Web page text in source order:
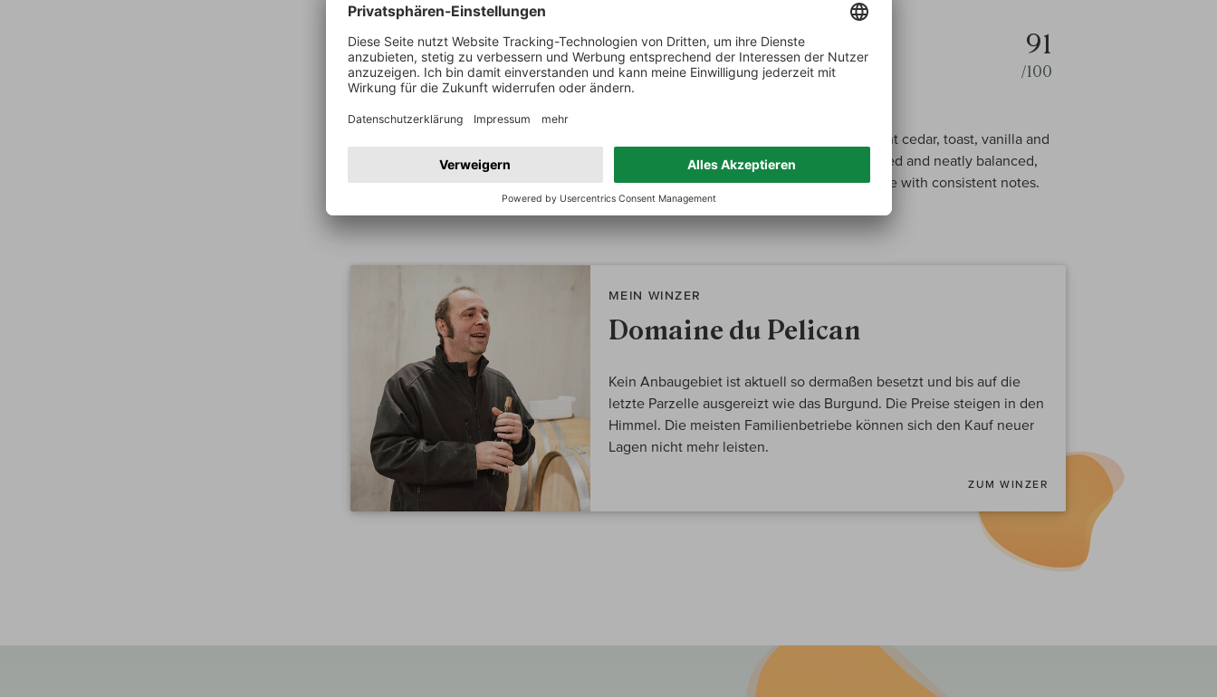
91
/100
Galloni über:
Arbois Savagnin Ouillé Grand Curoulet
The bold 2022 Savagnin Arbois Grand Curoulet Ouillé evokes prominent cedar, toast, vanilla and
lemon peel aromas. Reductive elements add more layers. Medium-bodied and neatly balanced,
the 2022 appeals to all those who seek power over finesse. Tasted twice with consistent notes.
MEIN WINZER
Domaine du Pelican
Kein Anbaugebiet ist aktuell so dermaßen besetzt und bis auf die
letzte Parzelle ausgereizt wie das Burgund. Die Preise steigen in den
Himmel. Die meisten Familienbetriebe können sich den Kauf neuer
Lagen nicht mehr leisten.
ZUM WINZER